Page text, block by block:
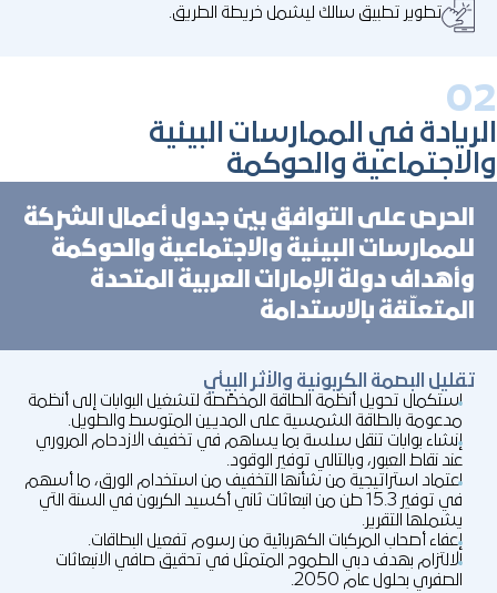
تطوير تطبيق سالك ليشمل خريطة الطريق.
في الممارسات البيئية
والحوكمة
الحرص على التوافق بين جدول أعمال الشركة
للممارسات البيئية والاجتماعية والحوكمة
وأهداف دولة الإمارات العربية المتحدة
المتعلّقة بالاستدامة
تقليل البصمة الكربونية والأثر البيئي
استكمال تحويل أنظمة الطاقة المخصّصة لتشغيل البوابات إلى أنظمة
مدعومة بالطاقة الشمسية على المديين المتوسط والطويل.
إنشاء بوابات تنقل سلسة بما يساهم في تخفيف الازدحام المروري
عند نقاط العبور، وبالتالي توفير الوقود.
اعتماد استراتيجية من شأنها التخفيف من استخدام الورق، ما أسهم
في توفير 15.3 طن من انبعاثات ثاني أكسيد الكربون في السنة التي
يشملها التقرير.
إعفاء أصحاب المركبات الكهربائية من رسوم تفعيل البطاقات.
الالتزام بهدف دبي الطموح المتمثل في تحقيق صافي الانبعاثات
الصفري بحلول عام 2050.